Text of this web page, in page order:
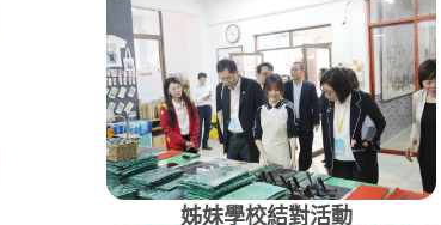
姊妹學校結對活動